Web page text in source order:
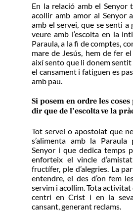
En la relació amb el Senyor
acollir amb amor al Senyor
amb el servei, que se senti
veure amb l’escolta en la
Paraula, a la fi de comptes,
mare de Jesús, hem de fer
així sento que li donem
el cansament i fatiguen es
amb pau.
Si posem en ordre les
dir que de l’escolta ve la
Tot servei o apostolat que
s’alimenta amb la Paraula
Senyor i que dedica temps
enforteix el vincle
fructífer, ple d’alegries. La
entendre, el des d’on fem
servim i acollim. Tota activitat
centri en Crist i en la seva
cansant, generant reclams.